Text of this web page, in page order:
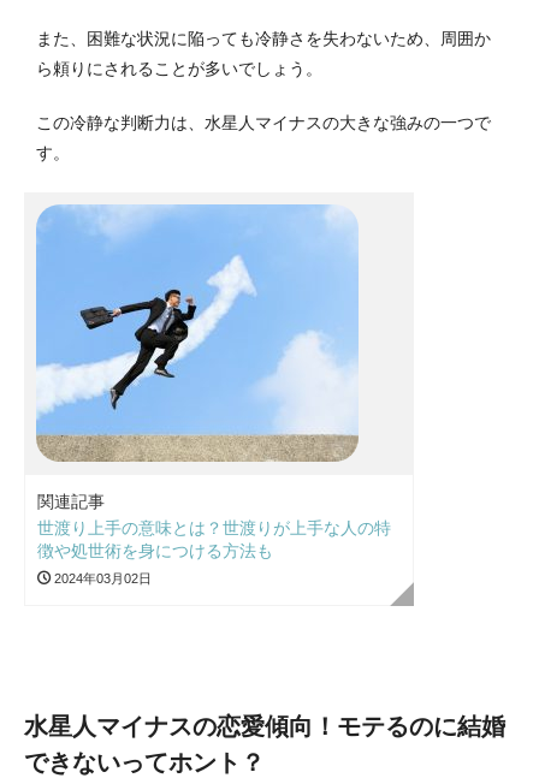
また、困難な状況に陥っても冷静さを失わないため、周囲か
ら頼りにされることが多いでしょう。
この冷静な判断力は、水星人マイナスの大きな強みの一つで
す。
関連記事
世渡り上手の意味とは？世渡りが上手な人の特
徴や処世術を身につける方法も
2024年03月02日
水星人マイナスの恋愛傾向！モテるのに結婚
できないってホント？